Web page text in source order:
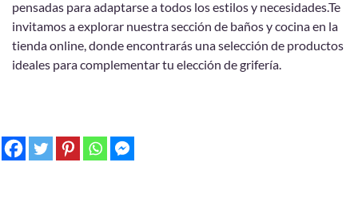
pensadas para adaptarse a todos los estilos y necesidades.Te
invitamos a explorar nuestra sección de baños y cocina en la
tienda online, donde encontrarás una selección de productos
ideales para complementar tu elección de grifería.